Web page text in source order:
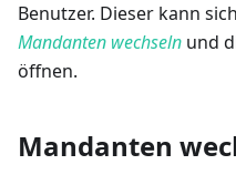
Benutzer. Dieser kann
Mandanten wechseln und
öffnen.
Mandanten